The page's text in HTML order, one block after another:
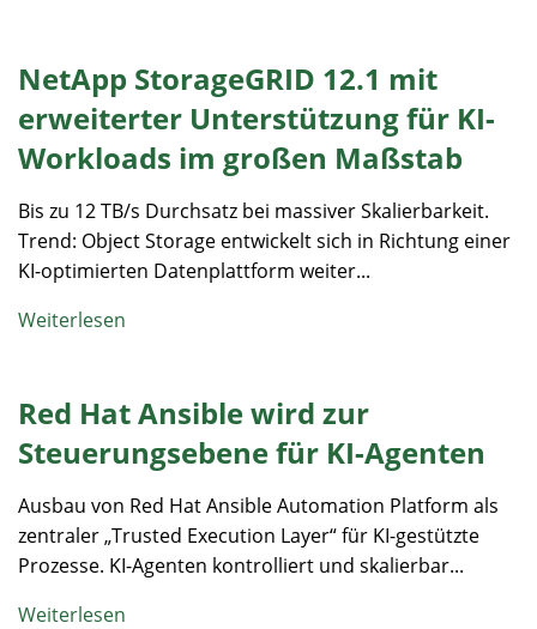
NetApp StorageGRID 12.1 mit
erweiterter Unterstützung für KI-
Workloads im großen Maßstab
Bis zu 12 TB/s Durchsatz bei massiver Skalierbarkeit.
Trend: Object Storage entwickelt sich in Richtung einer
KI-optimierten Datenplattform weiter...
Weiterlesen
Red Hat Ansible wird zur
Steuerungsebene für KI-Agenten
Ausbau von Red Hat Ansible Automation Platform als
zentraler „Trusted Execution Layer“ für KI-gestützte
Prozesse. KI-Agenten kontrolliert und skalierbar...
Weiterlesen